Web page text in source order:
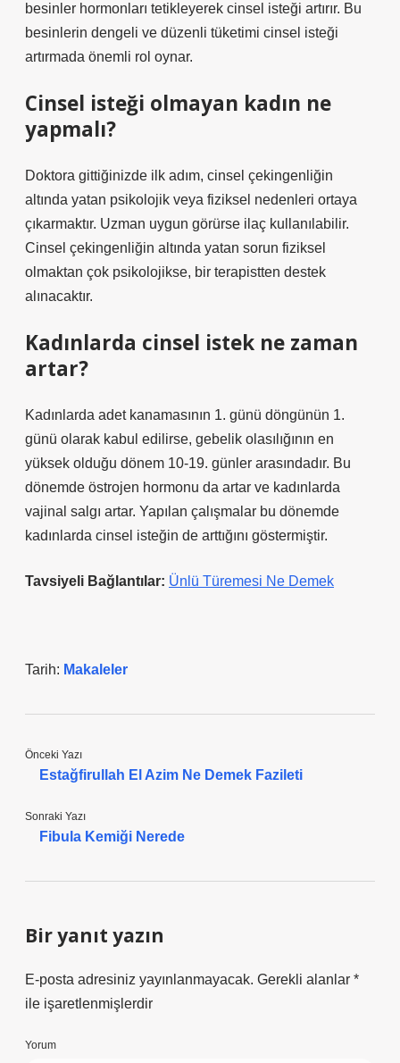
besinler hormonları tetikleyerek cinsel isteği artırır. Bu
besinlerin dengeli ve düzenli tüketimi cinsel isteği
artırmada önemli rol oynar.
Cinsel isteği olmayan kadın ne
yapmalı?
Doktora gittiğinizde ilk adım, cinsel çekingenliğin
altında yatan psikolojik veya fiziksel nedenleri ortaya
çıkarmaktır. Uzman uygun görürse ilaç kullanılabilir.
Cinsel çekingenliğin altında yatan sorun fiziksel
olmaktan çok psikolojikse, bir terapistten destek
alınacaktır.
Kadınlarda cinsel istek ne zaman
artar?
Kadınlarda adet kanamasının 1. günü döngünün 1.
günü olarak kabul edilirse, gebelik olasılığının en
yüksek olduğu dönem 10-19. günler arasındadır. Bu
dönemde östrojen hormonu da artar ve kadınlarda
vajinal salgı artar. Yapılan çalışmalar bu dönemde
kadınlarda cinsel isteğin de arttığını göstermiştir.
Tavsiyeli Bağlantılar: Ünlü Türemesi Ne Demek
Tarih: Makaleler
Önceki Yazı
Estağfirullah El Azim Ne Demek Fazileti
Sonraki Yazı
Fibula Kemiği Nerede
Bir yanıt yazın
E-posta adresiniz yayınlanmayacak. Gerekli alanlar *
ile işaretlenmişlerdir
Yorum